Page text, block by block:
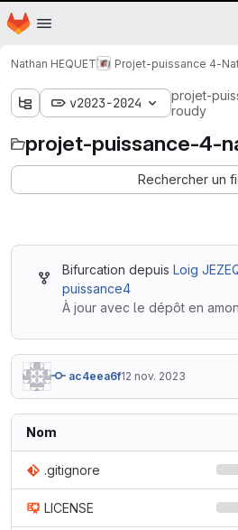
Passer au contenu principal
Page d'accueil
Nathan HEQUET Projet-puissance 4-
v2023-2024
projet-
roudy
projet-puissance-4-
Rechercher un
Bifurcation depuis Loig
puissance4
À jour avec le dépôt en
ac4eea6f12 nov. 2023
Nom
.gitignore
LICENSE